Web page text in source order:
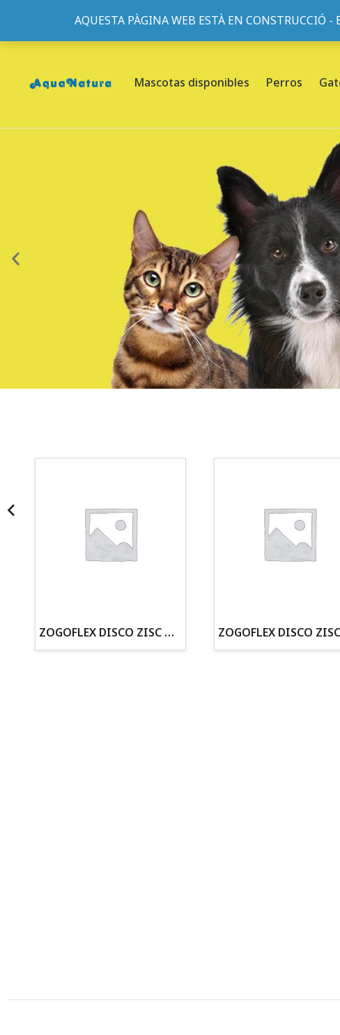
AQUESTA PÀGINA WEB ESTÀ EN CONSTRUCCIÓ
933095977-933152057-933103463- C/ de Roger de Flor,
Mascotas disponibles Perros
¡Somos Aquanatura!
· Cachorros supervisados por equipo veterinario
· Asesoramiento profesional personalizado
ZOGOFLEX DISCO ZISC MINI (16CM) FLUORESCENTE